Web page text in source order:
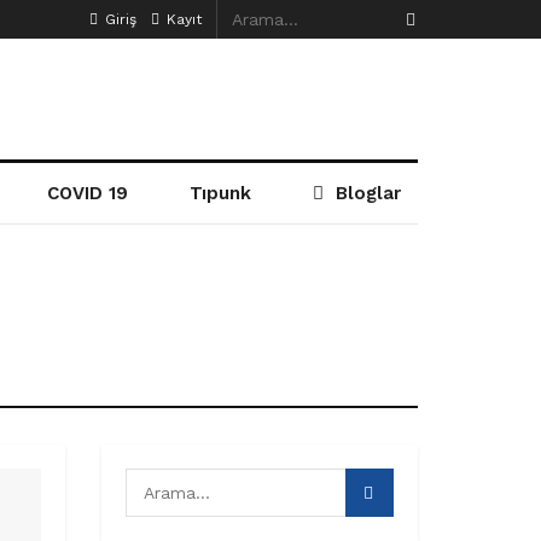
Giriş Kayıt
COVID 19 Tıpunk Bloglar